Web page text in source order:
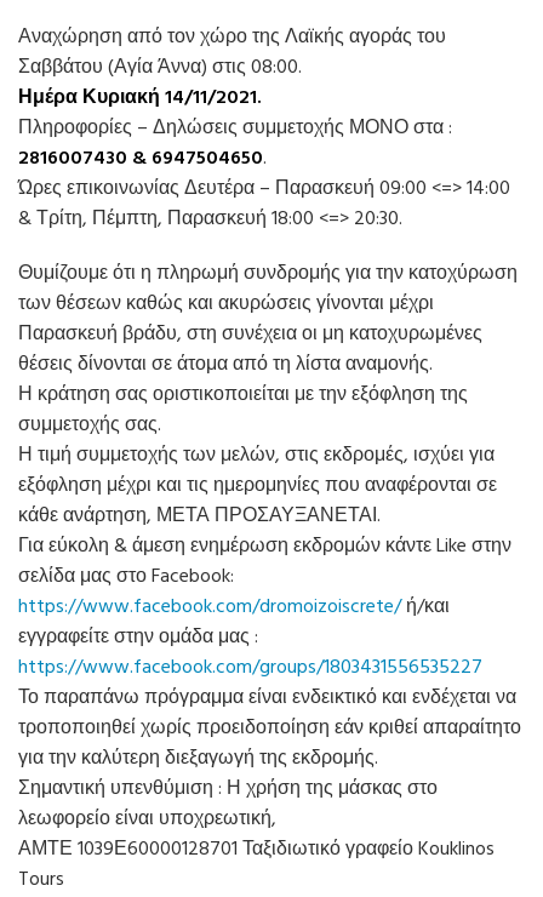
Αναχώρηση από τον χώρο της Λαϊκής αγοράς του
Σαββάτου (Αγία Άννα) στις 08:00.
Ημέρα Κυριακή 14/11/2021.
Πληροφορίες – Δηλώσεις συμμετοχής ΜΟΝΟ στα :
2816007430 & 6947504650.
Ώρες επικοινωνίας Δευτέρα – Παρασκευή 09:00 <=> 14:00
& Τρίτη, Πέμπτη, Παρασκευή 18:00 <=> 20:30.
Θυμίζουμε ότι η πληρωμή συνδρομής για την κατοχύρωση
των θέσεων καθώς και ακυρώσεις γίνονται μέχρι
Παρασκευή βράδυ, στη συνέχεια οι μη κατοχυρωμένες
θέσεις δίνονται σε άτομα από τη λίστα αναμονής.
Η κράτηση σας οριστικοποιείται με την εξόφληση της
συμμετοχής σας.
Η τιμή συμμετοχής των μελών, στις εκδρομές, ισχύει για
εξόφληση μέχρι και τις ημερομηνίες που αναφέρονται σε
κάθε ανάρτηση, ΜΕΤΑ ΠΡΟΣΑΥΞΑΝΕΤΑΙ.
Για εύκολη & άμεση ενημέρωση εκδρομών κάντε Like στην
σελίδα μας στο Facebook:
https://www.facebook.com/dromoizoiscrete/ή/και
εγγραφείτε στην ομάδα μας :
https://www.facebook.com/groups/1803431556535227
Το παραπάνω πρόγραμμα είναι ενδεικτικό και ενδέχεται να
τροποποιηθεί χωρίς προειδοποίηση εάν κριθεί απαραίτητο
για την καλύτερη διεξαγωγή της εκδρομής.
Σημαντική υπενθύμιση : Η χρήση της μάσκας στο
λεωφορείο είναι υποχρεωτική,
ΑΜΤΕ 1039Ε60000128701 Ταξιδιωτικό γραφείο Kouklinos
Tours